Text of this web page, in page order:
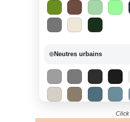
Neutres urbains
Click